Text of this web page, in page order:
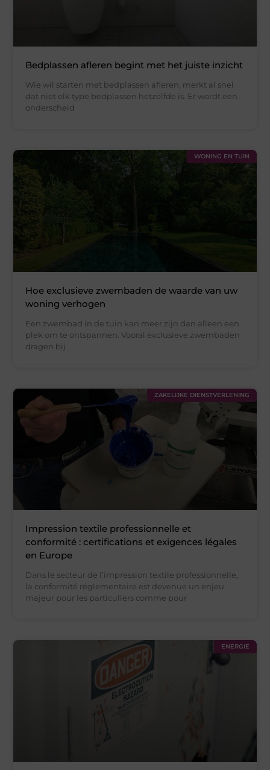
Bedplassen afleren begint met het juiste inzicht
Wie wil starten met bedplassen afleren, merkt al snel
dat niet elk type bedplassen hetzelfde is. Er wordt een
onderscheid
WONING EN TUIN
Hoe exclusieve zwembaden de waarde van uw
woning verhogen
Een zwembad in de tuin kan meer zijn dan alleen een
plek om te ontspannen. Vooral exclusieve zwembaden
dragen bij
ZAKELIJKE DIENSTVERLENING
Impression textile professionnelle et
conformité : certifications et exigences légales
en Europe
Dans le secteur de l’impression textile professionnelle,
la conformité réglementaire est devenue un enjeu
majeur pour les particuliers comme pour
ENERGIE